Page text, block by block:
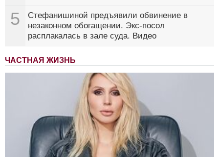
5
Стефанишиной предъявили обвинение в
незаконном обогащении. Экс-посол
расплакалась в зале суда. Видео
ЧАСТНАЯ ЖИЗНЬ